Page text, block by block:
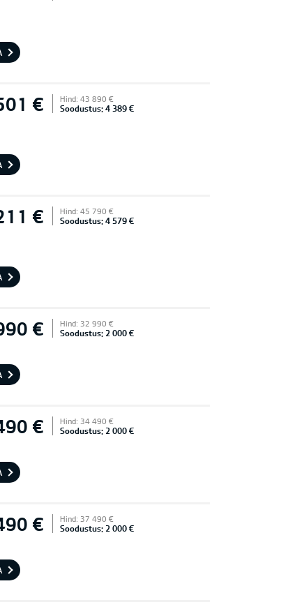
€ Hind: 43 890 €
Soodustus: 4 389 €
€ Hind: 45 790 €
Soodustus: 4 579 €
€ Hind: 32 990 €
Soodustus: 2 000 €
€ Hind: 34 490 €
Soodustus: 2 000 €
€ Hind: 37 490 €
Soodustus: 2 000 €